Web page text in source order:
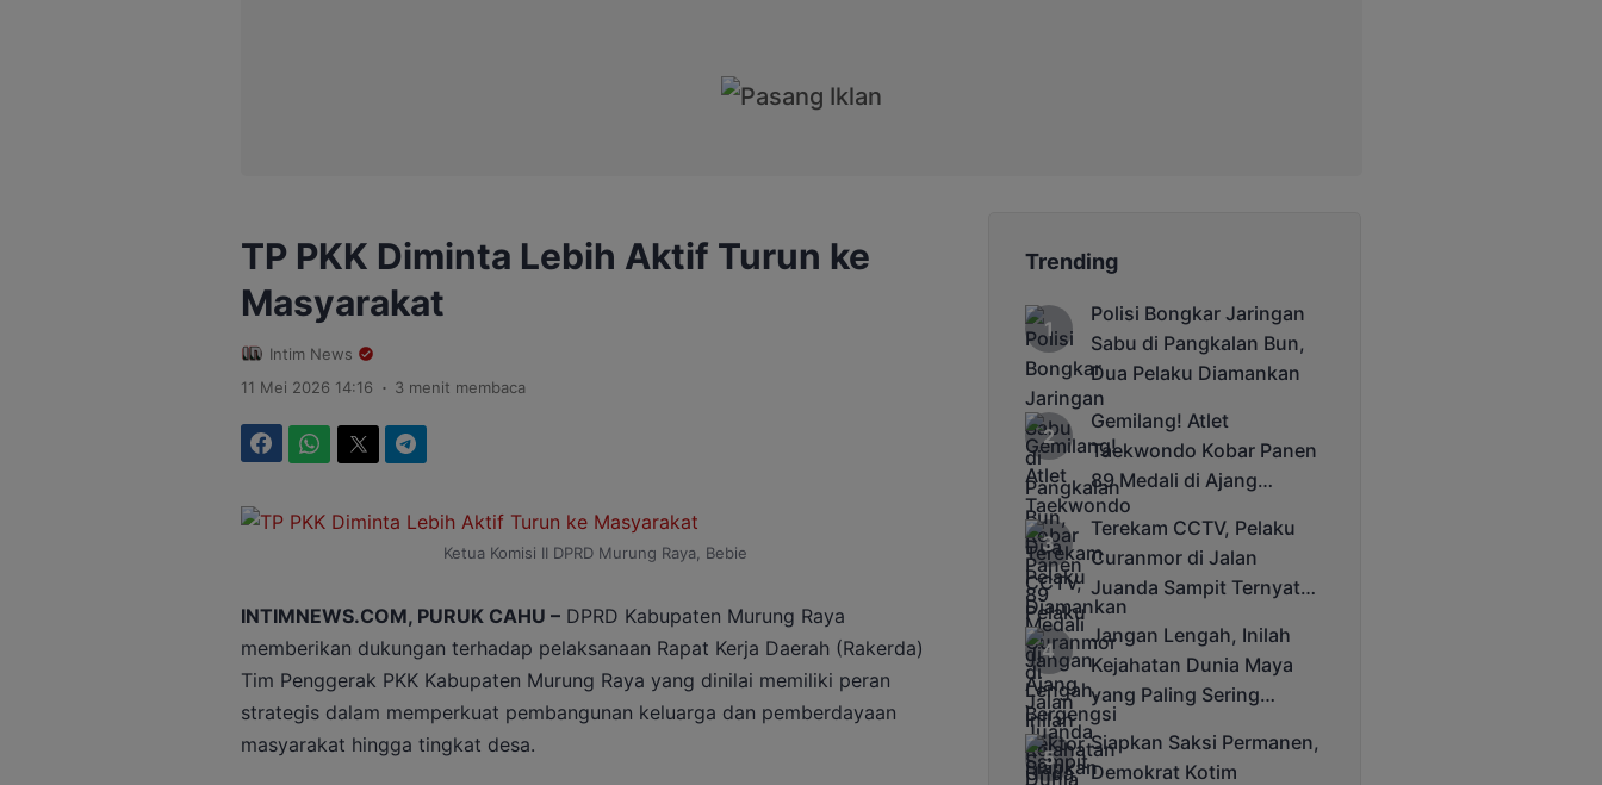
TP PKK Diminta Lebih Aktif Turun ke
Masyarakat
Intim News
11 Mei 2026 14:16 . 3 menit membaca
Ketua Komisi II DPRD Murung Raya, Bebie
INTIMNEWS.COM, PURUK CAHU –DPRD Kabupaten Murung Raya
memberikan dukungan terhadap pelaksanaan Rapat Kerja Daerah (Rakerda)
Tim Penggerak PKK Kabupaten Murung Raya yang dinilai memiliki peran
strategis dalam memperkuat pembangunan keluarga dan pemberdayaan
masyarakat hingga tingkat desa.
Trending
Polisi Bongkar Jaringan
Sabu di Pangkalan Bun,
Dua Pelaku Diamankan
Gemilang! Atlet
Taekwondo Kobar Panen
89 Medali di Ajang
Bergengsi Rektor Unda
Cup 2025
Terekam CCTV, Pelaku
Curanmor di Jalan
Juanda Sampit Ternyata
Seorang PNS
Jangan Lengah, Inilah
Kejahatan Dunia Maya
yang Paling Sering
Terjadi
Siapkan Saksi Permanen,
Demokrat Kotim